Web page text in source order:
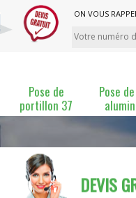
ON VOUS
Pose de
portillon 37
Pose
DEVIS